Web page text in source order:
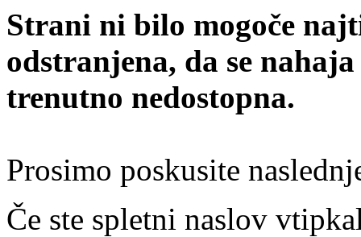
Strani ni bilo mogoče
odstranjena, da se
trenutno nedostopna.
Prosimo poskusite
Če ste spletni naslov